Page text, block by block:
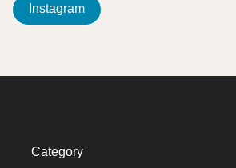
Instagram
Category